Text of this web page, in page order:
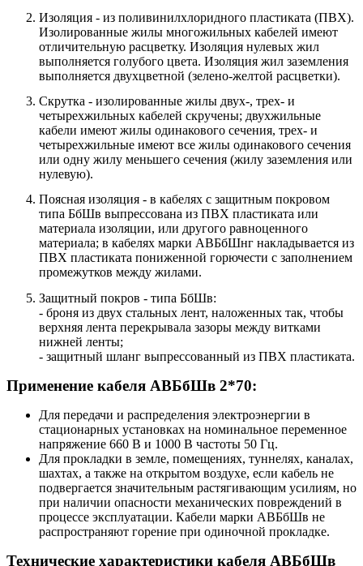
Изоляция - из поливинилхлоридного пластиката (ПВХ).
Изолированные жилы многожильных кабелей имеют
отличительную расцветку. Изоляция нулевых жил
выполняется голубого цвета. Изоляция жил заземления
выполняется двухцветной (зелено-желтой расцветки).
Скрутка - изолированные жилы двух-, трех- и
четырехжильных кабелей скручены; двухжильные
кабели имеют жилы одинакового сечения, трех- и
четырехжильные имеют все жилы одинакового сечения
или одну жилу меньшего сечения (жилу заземления или
нулевую).
Поясная изоляция - в кабелях с защитным покровом
типа БбШв выпрессована из ПВХ пластиката или
материала изоляции, или другого равноценного
материала; в кабелях марки АВБбШнг накладывается из
ПВХ пластиката пониженной горючести с заполнением
промежутков между жилами.
Защитный покров - типа БбШв:
- броня из двух стальных лент, наложенных так, чтобы
верхняя лента перекрывала зазоры между витками
нижней ленты;
- защитный шланг выпрессованный из ПВХ пластиката.
Применение кабеля АВБбШв 2*70:
Для передачи и распределения электроэнергии в
стационарных установках на номинальное переменное
напряжение 660 В и 1000 В частоты 50 Гц.
Для прокладки в земле, помещениях, туннелях, каналах,
шахтах, а также на открытом воздухе, если кабель не
подвергается значительным растягивающим усилиям, но
при наличии опасности механических повреждений в
процессе эксплуатации. Кабели марки АВБбШв не
распространяют горение при одиночной прокладке.
Технические характеристики кабеля АВБбШв